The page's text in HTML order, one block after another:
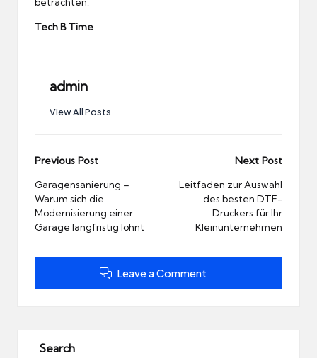
Tech B Time
admin
View All Posts
Post
navigation
Previous Post
Garagensanierung –
Warum sich die
Modernisierung einer
Garage langfristig lohnt
Next Post
Leitfaden zur Auswahl
des besten DTF-
Druckers für Ihr
Kleinunternehmen
Leave a Comment
Search